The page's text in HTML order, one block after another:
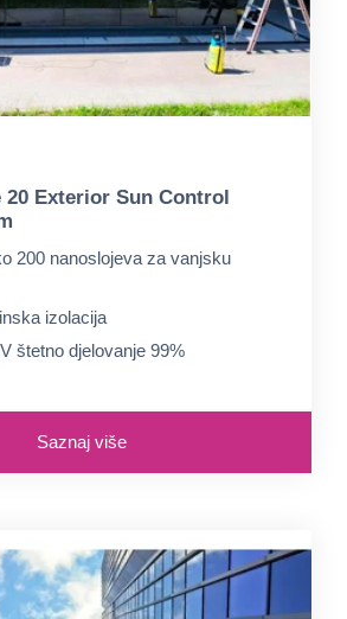
20 Exterior Sun Control
200 nanoslojeva za vanjsku
izolacija
štetno djelovanje 99%
Saznaj više